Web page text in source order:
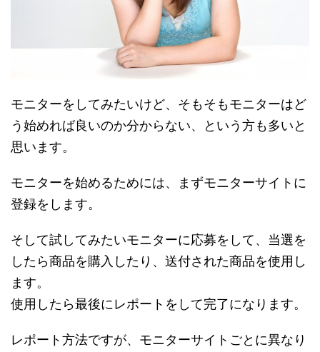
モニターをしてみたいけど、そもそもモニターはど
う始めれば良いのか分からない、という方も多いと
思います。
モニターを始めるためには、まずモニターサイトに
登録をします。
そして試してみたいモニターに応募をして、当選を
したら商品を購入したり、送付された商品を使用し
ます。
使用したら最後にレポートをして完了になります。
レポート方法ですが、モニターサイトごとに異なり